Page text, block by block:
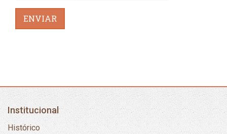
ENVIAR
Institucional
Histórico